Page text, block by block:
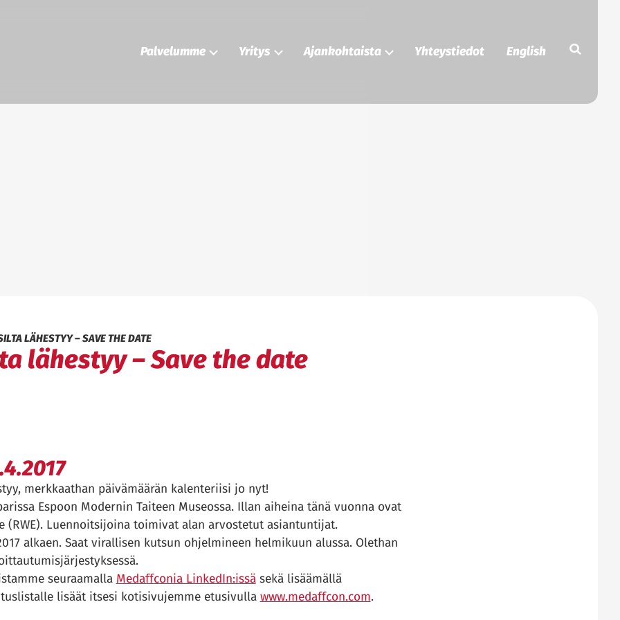
Palvelumme
Yritys Ajankohtaista Yhteystiedot English Etsi
LÄHESTYY – SAVE THE DATE
lähestyy – Save the date
merkkaathan päivämäärän kalenteriisi jo nyt!
Espoon Modernin Taiteen Museossa. Illan aiheina tänä vuonna ovat
(RWE). Luennoitsijoina toimivat alan arvostetut asiantuntijat.
alkaen. Saat virallisen kutsun ohjelmineen helmikuun alussa. Olethan
seuraamalla Medaffconia LinkedIn:issäsekä lisäämällä
lisäät itsesi kotisivujemme etusivulla www.medaffcon.com.